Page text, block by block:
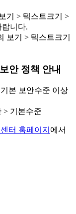
기 > 텍스트크기 >
랍니다.
보기 > 텍스트크기
안 정책 안내
본 보안수준 이상
> 기본수준
터 홈페이지 에서